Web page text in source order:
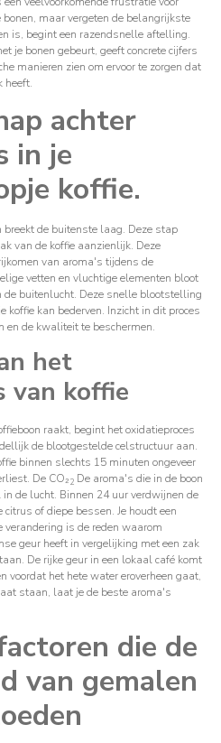
maar vergeten de belangrijkste
is, begint een razendsnelle aftelling.
je bonen gebeurt, geeft concrete cijfers
manieren zien om ervoor te zorgen dat
heeft.
achter
in je
koffie.
breekt de buitenste laag. Deze stap
van de koffie aanzienlijk. Deze
van aroma's tijdens de
vetten en vluchtige elementen bloot
buitenlucht. Deze snelle blootstelling
koffie kan bederven. Inzicht in dit proces
en de kwaliteit te beschermen.
het
van koffie
raakt, begint het oxidatieproces
de blootgestelde celstructuur aan.
binnen slechts 15 minuten ongeveer
De CO₂2 De aroma's die in de boon
de lucht. Binnen 24 uur verdwijnen de
of diepe bessen. Je houdt een
verandering is de reden waarom
geur heeft in vergelijking met een zak
De rijke geur in een lokaal café komt
voordat het hete water eroverheen gaat,
staan, laat je de beste aroma's
die de
van gemalen